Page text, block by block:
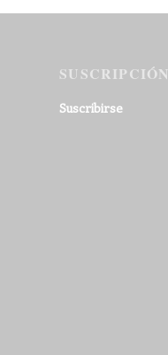
SUSCRIPCIÓN
Suscribirse